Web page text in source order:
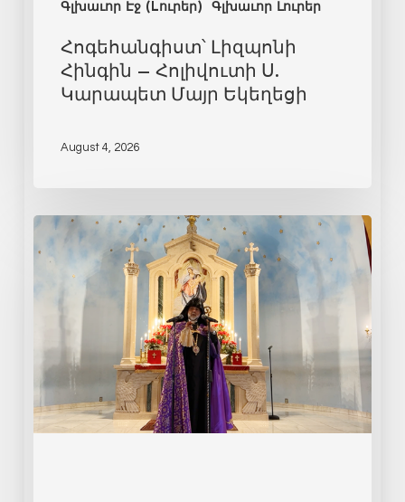
Գլխաւոր Էջ (Lուրեր) Գլխաւոր Լուրեր
Հոգեհանգիստ՝ Լիզպոնի
Հինգին – Հոլիվուտի Ս.
Կարապետ Մայր Եկեղեցի
August 4, 2026